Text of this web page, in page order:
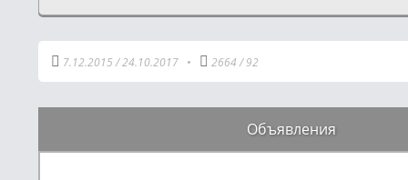
7.12.2015 /24.10.2017 • 2664/92
Объявления